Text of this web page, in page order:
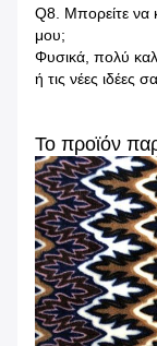
Q8. Μπορείτε να
μου;
Φυσικά, πολύ
ή τις νέες ιδέες
Το προϊόν